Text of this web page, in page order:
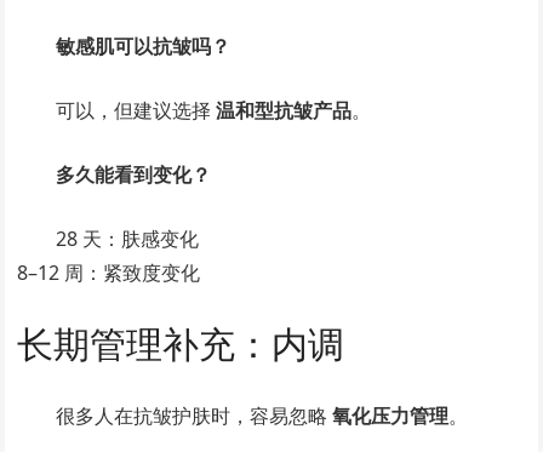
敏感肌可以抗皱吗？
可以，但建议选择温和型抗皱产品。
多久能看到变化？
28 天：肤感变化
8–12 周：紧致度变化
长期管理补充：内调
很多人在抗皱护肤时，容易忽略氧化压力管理。